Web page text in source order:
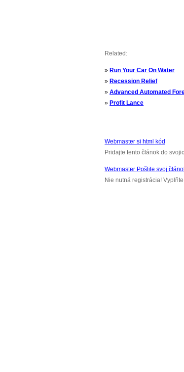
Related:
» Run Your Car On Water
» Recession Relief
» Advanced Automated
» Profit Lance
Webmaster si html kód
Pridajte tento článok do
Webmaster Pošlite svoj
Nie nutná registrácia!